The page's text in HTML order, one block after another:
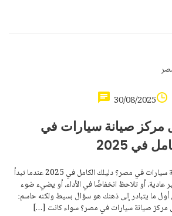
30/08/2025
مركز صيانة سيارات في
في 2025
كيف تختار أفضل مركز صيانة سيارات في مصر؟ دليلك الكامل في 2025 عندما تبدأ
أو تلاحظ انخفاضًا في الأداء، أو يضيء ضوء
أول ما يتبادر إلى ذهنك هو سؤال بسيط ولكنه حاسم:
مركز صيانة سيارات في مصر؟ سواء كانت […]